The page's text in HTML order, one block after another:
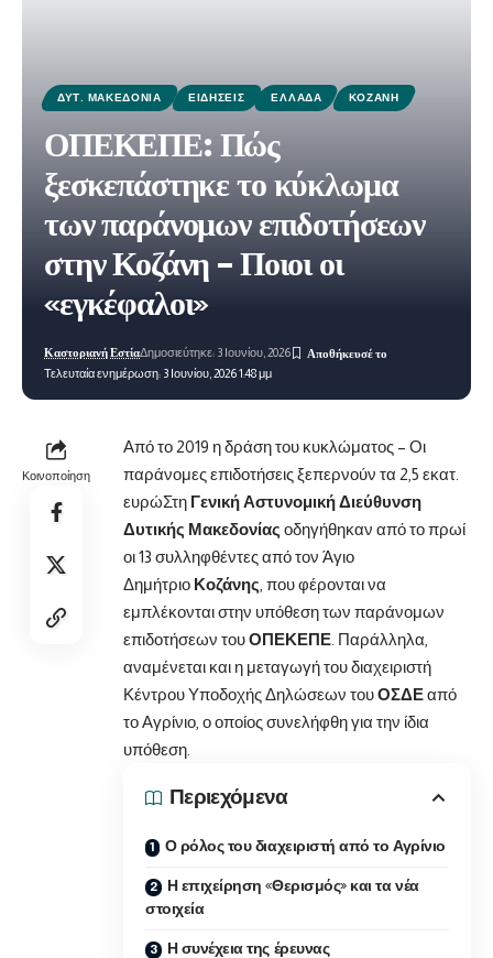
ΔΥΤ. ΜΑΚΕΔΟΝΊΑ ΕΙΔΉΣΕΙΣ ΕΛΛΆΔΑ ΚΟΖΆΝΗ
ΟΠΕΚΕΠΕ: Πώς
ξεσκεπάστηκε το κύκλωμα
των παράνομων επιδοτήσεων
στην Κοζάνη – Ποιοι οι
«εγκέφαλοι»
Τελευταία ενημέρωση: 3 Ιουνίου, 2026 1:48 μμ
Καστοριανή ΕστίαΔημοσιεύτηκε: 3 Ιουνίου, 2026
Κοινοποίηση
Από το 2019 η δράση του κυκλώματος – Οι
παράνομες επιδοτήσεις ξεπερνούν τα 2,5 εκατ.
ευρώΣτη Γενική Αστυνομική Διεύθυνση
Δυτικής Μακεδονίας οδηγήθηκαν από το πρωί
οι 13 συλληφθέντες από τον Άγιο
Δημήτριο Κοζάνης , που φέρονται να
εμπλέκονται στην υπόθεση των παράνομων
επιδοτήσεων τουΟΠΕΚΕΠΕ . Παράλληλα,
αναμένεται και η μεταγωγή του διαχειριστή
Κέντρου Υποδοχής Δηλώσεων τουΟΣΔΕαπό
το Αγρίνιο, ο οποίος συνελήφθη για την ίδια
υπόθεση.
Περιεχόμενα
Ο ρόλος του διαχειριστή από το Αγρίνιο
Η επιχείρηση «Θερισμός» και τα νέα
στοιχεία
Η συνέχεια της έρευνας